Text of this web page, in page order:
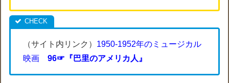
（サイト内リンク） 1950-1952年のミュージカル
映画96☞『巴里のアメリカ人』